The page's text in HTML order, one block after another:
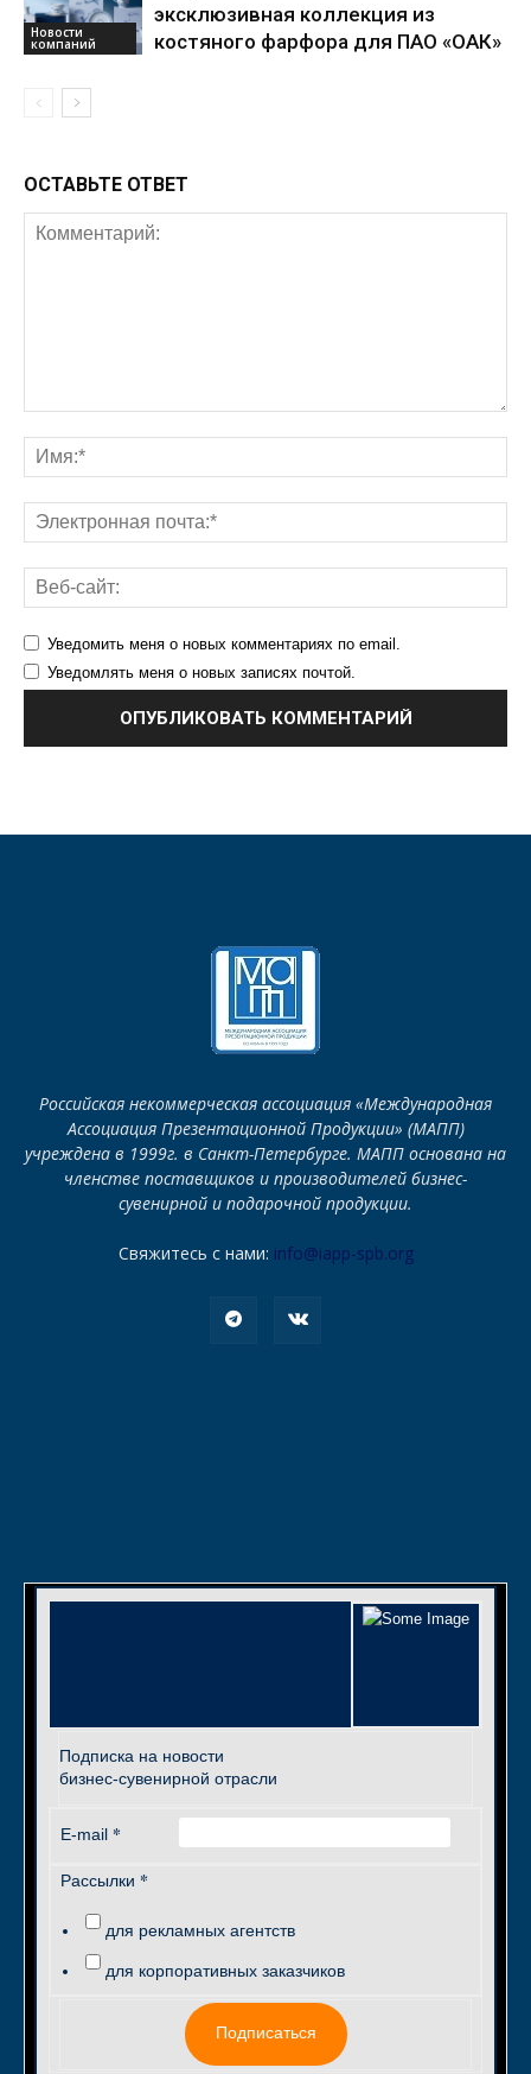
Новости
компаний
эксклюзивная коллекция из
костяного фарфора для ПАО «ОАК»
ОСТАВЬТЕ ОТВЕТ
Уведомить меня о новых комментариях по email.
Уведомлять меня о новых записях почтой.
Российская некоммерческая ассоциация «Международная
Ассоциация Презентационной Продукции» (МАПП)
учреждена в 1999г. в Санкт-Петербурге. МАПП основана на
членстве поставщиков и производителей бизнес-
сувенирной и подарочной продукции.
Свяжитесь с нами: info@iapp-spb.org
Подписка на новости
бизнес-сувенирной отрасли
E-mail *
Рассылки *
для рекламных агентств
для корпоративных заказчиков
Подписаться